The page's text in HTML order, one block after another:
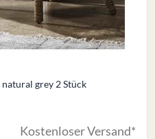
grey 2 Stück
Kostenloser Versand*